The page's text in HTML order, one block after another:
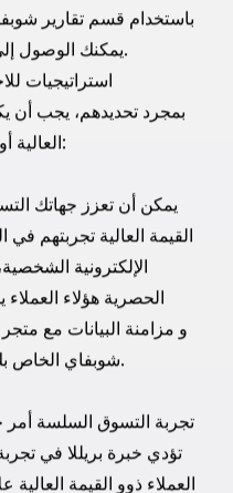
تحديد أنفق على أعلى مستوى والمشترين المتكررين.
قوية لتجزئة قاعدة عملائك. إليك كيف يعمل:
: الوقت منذ آخر
يشترون بشكل
التكرار: عدد المشتريات
المال : إجمالي
استراتيجيات
بمجرد تحديدهم، يجب أن
العالية أولوية. إليك كيف يمكنك تحقيق ذلك: